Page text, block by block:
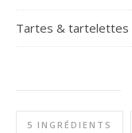
Tartes & tartelettes
5 INGRÉDIENTS